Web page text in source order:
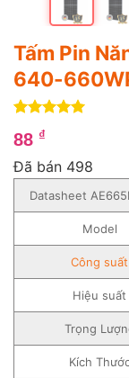
Tấm Pin
640-
trên 5
dựa trên
88 ₫
Đã bán 498
Datasheet
Model
Công suất
Hiệu suất
Trọng
Kích